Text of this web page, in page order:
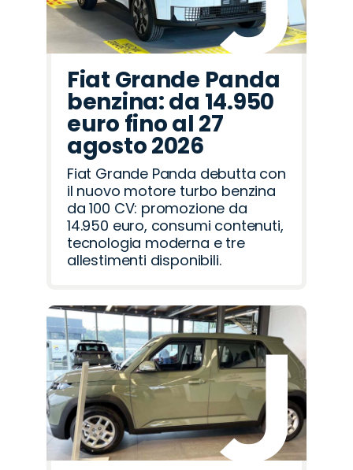
Fiat Grande Panda
benzina: da 14.950
euro fino al 27
agosto 2026
Fiat Grande Panda debutta con
il nuovo motore turbo benzina
da 100 CV: promozione da
14.950 euro, consumi contenuti,
tecnologia moderna e tre
allestimenti disponibili.